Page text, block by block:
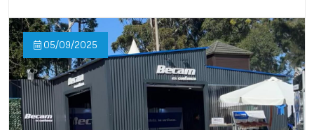
05/09/2025